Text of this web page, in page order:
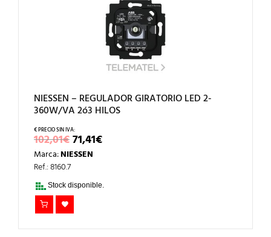
NIESSEN – REGULADOR GIRATORIO LED 2-
360W/VA 2ó3 HILOS
102,01€EL
PRECIO
ORIGINAL
102,01€.
71,41€EL
PRECIO
Marca:NIESSEN
Ref.: 8160.7
Stock disponible.